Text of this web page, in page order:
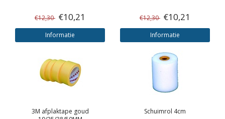
€12,30 €10,21
Informatie
€12,30 €10,21
Informatie
3M afplaktape goud
Schuimrol 4cm